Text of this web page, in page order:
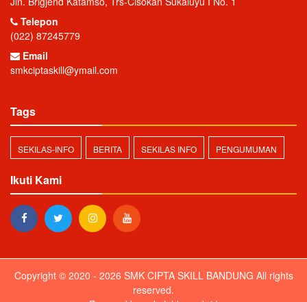
Telepon
(022) 87245779
Email
smkciptaskill@ymail.com
Tags
SEKILAS-INFO BERITA SEKILAS INFO PENGUMUMAN
Ikuti Kami
Copyright © 2020 - 2026 SMK CIPTA SKILL BANDUNG All rights
reserved.